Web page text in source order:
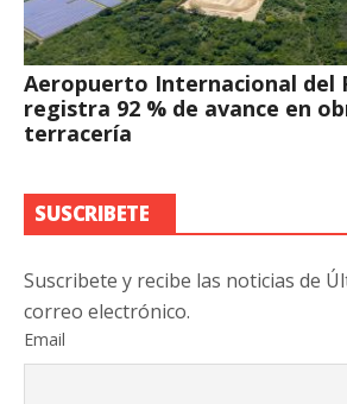
Aeropuerto Internacional del
registra 92 % de avance en
terracería
SUSCRIBETE
Suscribete y recibe las noticias de
correo electrónico.
Email